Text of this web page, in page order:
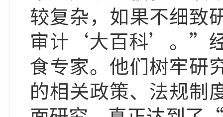
较复杂，如果不细致
审计‘大百科’。”经
食专家。他们树牢研
的相关政策、法规制